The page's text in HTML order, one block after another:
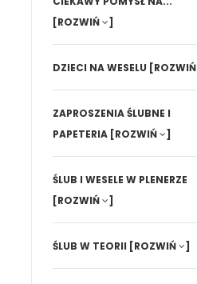
[ROZWIŃ
]
DZIECI NA WESELU [ROZWIŃ
ZAPROSZENIA ŚLUBNE I
PAPETERIA [ROZWIŃ ]
ŚLUB I WESELE W PLENERZE
[ROZWIŃ
]
ŚLUB W TEORII [ROZWIŃ ]